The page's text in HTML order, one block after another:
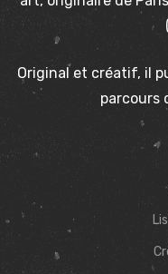
Original et créatif, il
parcours